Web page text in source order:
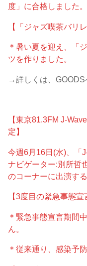
度」に合格しました。
【「ジャズ喫茶バリ
＊暑い夏を迎え、「
ツを作りました。
→詳しくは、GOODS
【東京81.3FM J-
定】
今週6月16日(水)、「
ナビゲーター:別所哲
のコーナーに出演す
【3度目の緊急事態
＊緊急事態宣言期間
ん。
＊従来通り、感染予